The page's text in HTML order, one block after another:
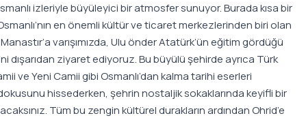
izleriyle büyüleyici bir atmosfer sunuyor. Burada kısa bir
en önemli kültür ve ticaret merkezlerinden biri olan
varışımızda, Ulu önder Atatürk’ün eğitim gördüğü
dışarıdan ziyaret ediyoruz. Bu büyülü şehirde ayrıca Türk
ve Yeni Camii gibi Osmanlı’dan kalma tarihi eserleri
hissederken, şehrin nostaljik sokaklarında keyifli bir
Tüm bu zengin kültürel durakların ardından Ohrid’e